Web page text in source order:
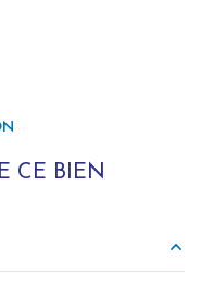
CE BIEN